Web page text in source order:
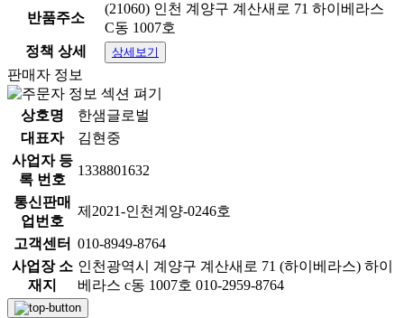
반품주소
(21060) 인천 계양구 계산새로 71 하이베라스
C동 1007호
정책 상세
상세보기
판매자 정보
상호명
한샘글로벌
대표자
김현중
사업자 등
록 번호
1338801632
통신판매
업번호
제2021-인천계양-0246호
고객센터 010-8949-8764
사업장 소
재지
인천광역시 계양구 계산새로 71 (하이베라스) 하이
베라스 c동 1007호 010-2959-8764